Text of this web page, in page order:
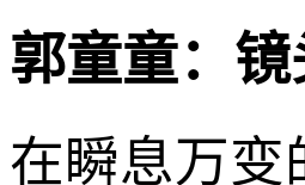
郭童童：
在瞬息万变